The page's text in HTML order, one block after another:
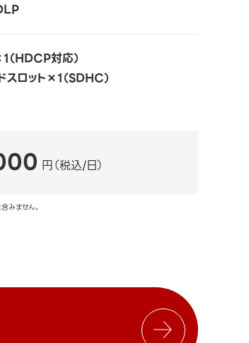
HDCP対応）
スロット×1（SDHC）
円（税込/日）
みません。